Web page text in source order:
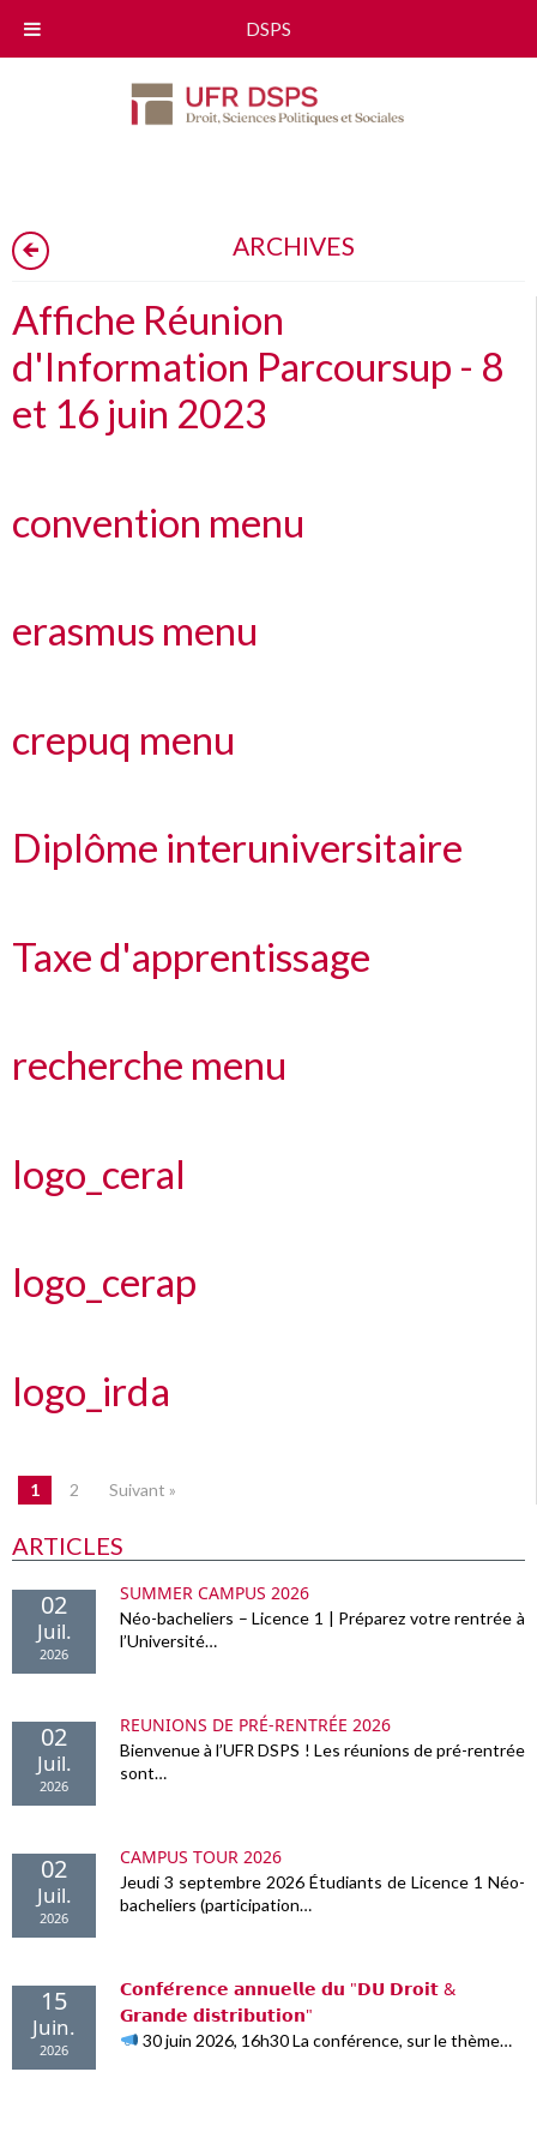
ARCHIVES
Affiche Réunion
d'Information Parcoursup - 8
et 16 juin 2023
convention menu
erasmus menu
crepuq menu
Diplôme interuniversitaire
Taxe d'apprentissage
recherche menu
logo_ceral
logo_cerap
logo_irda
1 2 Suivant »
ARTICLES
02
Juil.
2026
SUMMER CAMPUS 2026
Néo-bacheliers – Licence 1 | Préparez votre rentrée à
l’Université…
02
Juil.
2026
REUNIONS DE PRÉ-RENTRÉE 2026
Bienvenue à l’UFR DSPS ! Les réunions de pré-rentrée
sont…
02
Juil.
2026
CAMPUS TOUR 2026
Jeudi 3 septembre 2026 Étudiants de Licence 1 Néo-
bacheliers (participation…
15
Juin.
2026
𝗖𝗼𝗻𝗳𝗲́𝗿𝗲𝗻𝗰𝗲 𝗮𝗻𝗻𝘂𝗲𝗹𝗹𝗲 𝗱𝘂 "𝗗𝗨 𝗗𝗿𝗼𝗶𝘁 &
𝗚𝗿𝗮𝗻𝗱𝗲 𝗱𝗶𝘀𝘁𝗿𝗶𝗯𝘂𝘁𝗶𝗼𝗻"
30 juin 2026, 16h30 La conférence, sur le thème…
DSPS